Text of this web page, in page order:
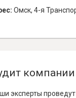
Омск, 4-я
эксперты